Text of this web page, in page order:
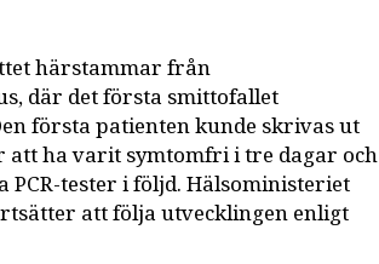
härstammar från
där det första smittofallet
första patienten kunde skrivas ut
att ha varit symtomfri i tre dagar och
tester i följd. Hälsoministeriet
att följa utvecklingen enligt